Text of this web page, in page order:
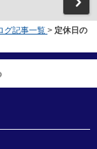
グ記事一覧 > 定休日の